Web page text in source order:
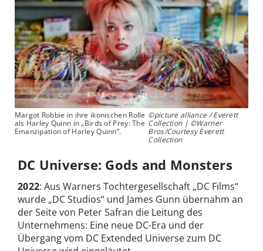
Margot Robbie in ihre ikonischen Rolle
als Harley Quinn in „Birds of Prey: The
Emanzipation of Harley Quinn“.
©picture alliance / Everett
Collection | ©Warner
Bros/Courtesy Everett
Collection
DC Universe: Gods and Monsters
2022: Aus Warners Tochtergesellschaft „DC Films“
wurde „DC Studios“ und James Gunn übernahm an
der Seite von Peter Safran die Leitung des
Unternehmens: Eine neue DC-Era und der
Übergang vom DC Extended Universe zum DC